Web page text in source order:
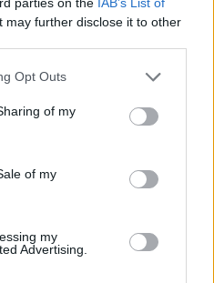
may further disclose it to other
Opt Outs
of my
of my
my
Advertising.